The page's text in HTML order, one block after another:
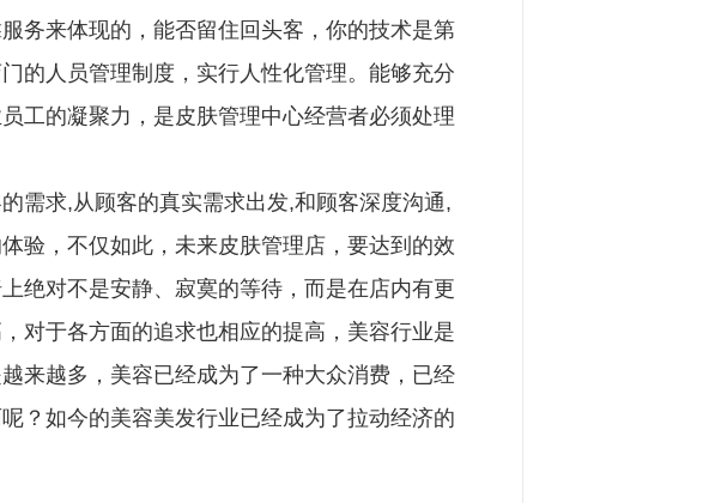
务来体现的，能否留住回头客，你的技术是第
的人员管理制度，实行人性化管理。能够充分
工的凝聚力，是皮肤管理中心经营者必须处理
需求,从顾客的真实需求出发,和顾客深度沟通,
验，不仅如此，未来皮肤管理店，要达到的效
绝对不是安静、寂寞的等待，而是在店内有更
对于各方面的追求也相应的提高，美容行业是
来越多，美容已经成为了一种大众消费，已经
？如今的美容美发行业已经成为了拉动经济的